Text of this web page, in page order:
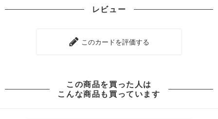
レビュー
このカードを評価する
この商品を買った人は
こんな商品も買っています